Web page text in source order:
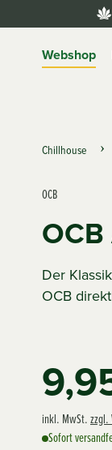
Webshop
Chillhouse
OCB
Der
OCB
inkl. MwSt.zzgl.
Sofort